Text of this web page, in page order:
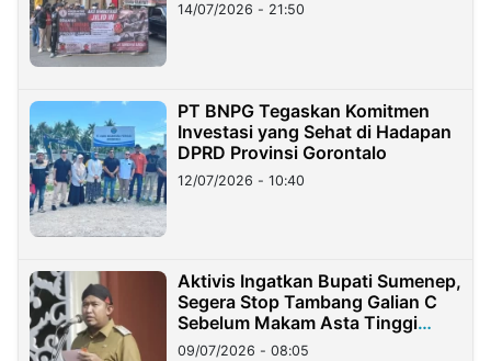
14/07/2026 - 21:50
PT BNPG Tegaskan Komitmen
Investasi yang Sehat di Hadapan
DPRD Provinsi Gorontalo
12/07/2026 - 10:40
Aktivis Ingatkan Bupati Sumenep,
Segera Stop Tambang Galian C
Sebelum Makam Asta Tinggi
Longsor
09/07/2026 - 08:05